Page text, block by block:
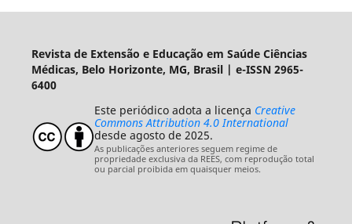
Revista de Extensão e Educação em Saúde Ciências
Médicas, Belo Horizonte, MG, Brasil | e-ISSN 2965-
6400
Este periódico adota a licença Creative
Commons Attribution 4.0 International
desde agosto de 2025.
As publicações anteriores seguem regime de
propriedade exclusiva da REES, com reprodução total
ou parcial proibida em quaisquer meios.